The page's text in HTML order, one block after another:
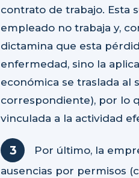
contrato de trabajo. Esta
empleado no trabaja y,
dictamina que esta
enfermedad, sino la
económica se traslada al
correspondiente), por lo
vinculada a la actividad
Por último, la
ausencias por permisos